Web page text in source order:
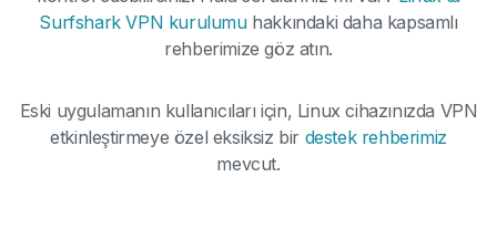
Surfshark VPN kurulumuhakkındaki daha kapsamlı
rehberimize göz atın.
Eski uygulamanın kullanıcıları için, Linux cihazınızda VPN
etkinleştirmeye özel eksiksiz bir destek rehberimiz
mevcut.